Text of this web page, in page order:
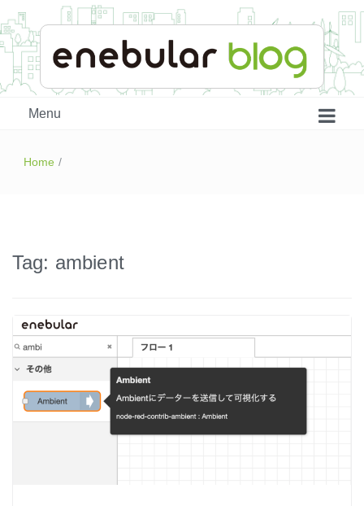
enebular 公式 技術ブログ
Menu
はじめよう、enebular (2)
はじめよう、enebular (3)
はじめよう、enebular (4)
はじめよう、enebular (5)
Home /
Tag: ambient